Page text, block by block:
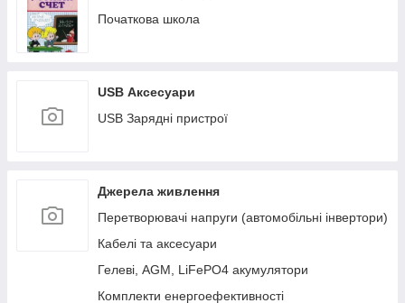
Початкова школа
USB Аксесуари
USB Зарядні пристрої
Джерела живлення
Перетворювачі напруги (автомобільні інвертори)
Кабелі та аксесуари
Гелеві, AGM, LiFePO4 акумулятори
Комплекти енергоефективності